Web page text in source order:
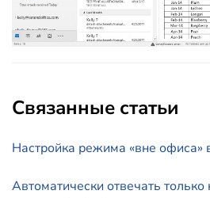
Связанные статьи
Настройка режима «вне офиса»
Автоматически отвечать